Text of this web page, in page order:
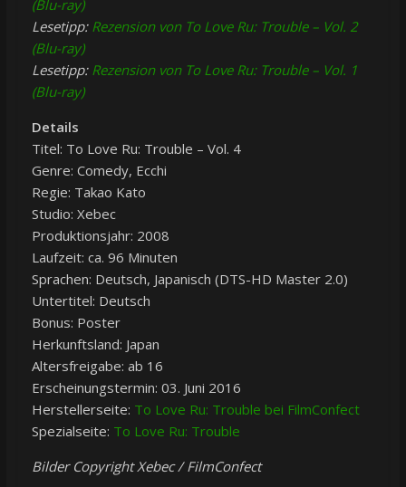
(Blu-ray)
Lesetipp: Rezension von To Love Ru: Trouble – Vol. 2
(Blu-ray)
Lesetipp: Rezension von To Love Ru: Trouble – Vol. 1
(Blu-ray)
Details
Titel: To Love Ru: Trouble – Vol. 4
Genre: Comedy, Ecchi
Regie: Takao Kato
Studio: Xebec
Produktionsjahr: 2008
Laufzeit: ca. 96 Minuten
Sprachen: Deutsch, Japanisch (DTS-HD Master 2.0)
Untertitel: Deutsch
Bonus: Poster
Herkunftsland: Japan
Altersfreigabe: ab 16
Erscheinungstermin: 03. Juni 2016
Herstellerseite: To Love Ru: Trouble bei FilmConfect
Spezialseite: To Love Ru: Trouble
Bilder Copyright Xebec / FilmConfect